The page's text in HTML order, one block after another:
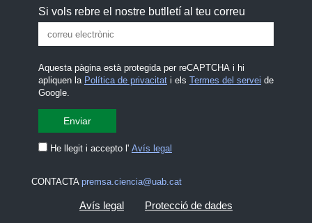
Si vols rebre el nostre butlletí al teu correu
Aquesta pàgina està protegida per reCAPTCHA i hi
apliquen la Política de privacitati els Termes del servei de
Google.
He llegit i accepto l' Avís legal
CONTACTA premsa.ciencia@uab.cat
Avís legal Protecció de dades